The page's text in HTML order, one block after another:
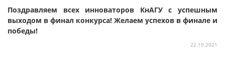
Поздравляем всех инноваторов КнАГУ с успешным
выходом в финал конкурса! Желаем успехов в финале и
победы!
22.10.2021